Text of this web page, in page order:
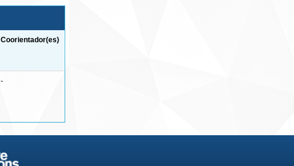
Coorientador(es)
-